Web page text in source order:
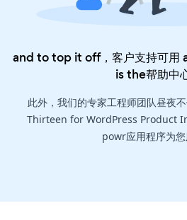
and to top it off，客户支持可
is the帮助中
此外，我们的专家工程师团队昼夜
Thirteen for WordPress Product
powr应用程序为您